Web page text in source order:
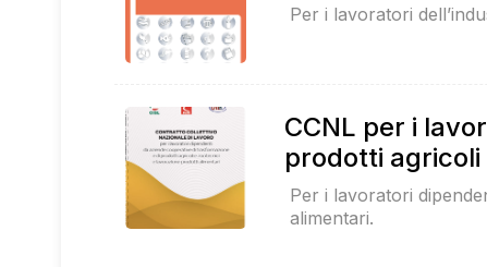
Per i lavoratori
CCNL per i
prodotti
Per i lavoratori
alimentari.